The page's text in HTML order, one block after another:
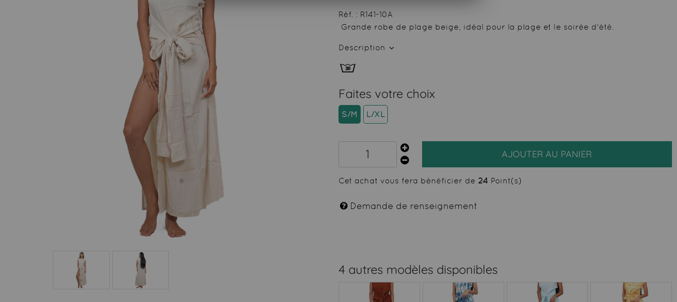
Réf. : R141-10A
Grande robe de plage beige, idéal pour la plage et le soirée d'été.
Description
Faites votre choix
S/M L/XL
AJOUTER AU PANIER
Cet achat vous fera bénéficier de 24 Point(s)
Demande de renseignement
4 autres modèles disponibles